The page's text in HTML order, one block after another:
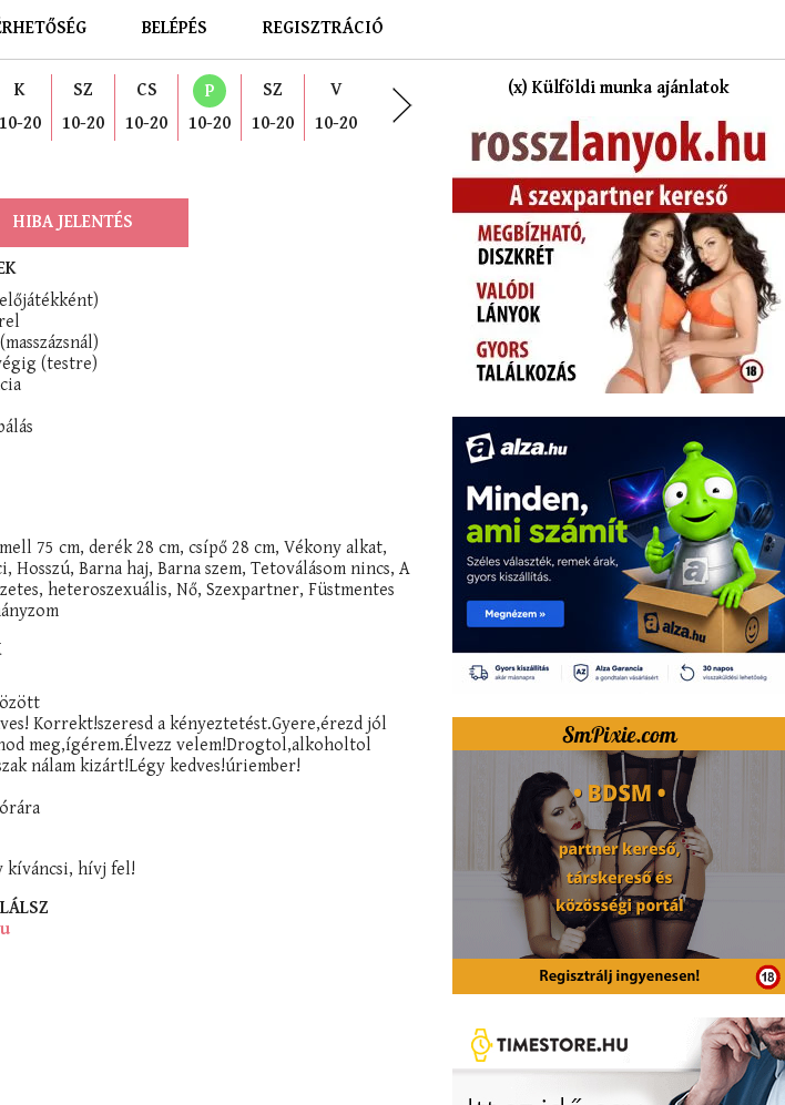
BELÉPÉS REGISZTRÁCIÓ
K
10-20
SZ
10-20
CS
10-20
P
10-20
SZ
10-20
V
10-20
HIBA JELENTÉS
(testre)
75 cm, derék 28 cm, csípő 28 cm, Vékony alkat,
Barna haj, Barna szem, Tetoválásom nincs, A
heteroszexuális, Nő, Szexpartner, Füstmentes
Korrekt!szeresd a kényeztetést.Gyere,érezd jól
meg,ígérem.Élvezz velem!Drogtol,alkoholtol
nálam kizárt!Légy kedves!úriember!
kíváncsi, hívj fel!
(x) Külföldi munka ajánlatok